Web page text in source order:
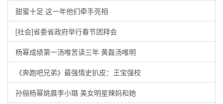
甜蜜十足 这一年他们牵手亮相
[社会]省委省政府举行春节团拜会
杨幂成绩第一汤唯苦读三年 黄磊汤唯明
《奔跑吧兄弟》最强情史扒皮：王宝强校
孙俪杨幂姚晨李小璐 美女明星辣妈和她